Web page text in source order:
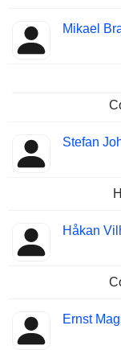
Mikael
Stefan
Håkan
Ernst